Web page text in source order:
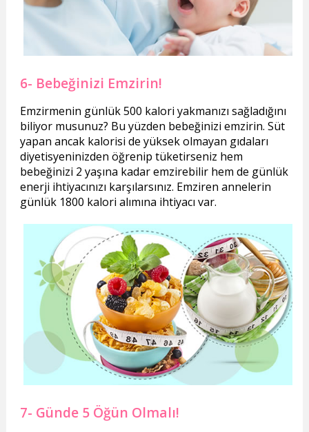
6- Bebeğinizi Emzirin!
Emzirmenin günlük 500 kalori yakmanızı sağladığını
biliyor musunuz? Bu yüzden bebeğinizi emzirin. Süt
yapan ancak kalorisi de yüksek olmayan gıdaları
diyetisyeninizden öğrenip tüketirseniz hem
bebeğinizi 2 yaşına kadar emzirebilir hem de günlük
enerji ihtiyacınızı karşılarsınız. Emziren annelerin
günlük 1800 kalori alımına ihtiyacı var.
7- Günde 5 Öğün Olmalı!